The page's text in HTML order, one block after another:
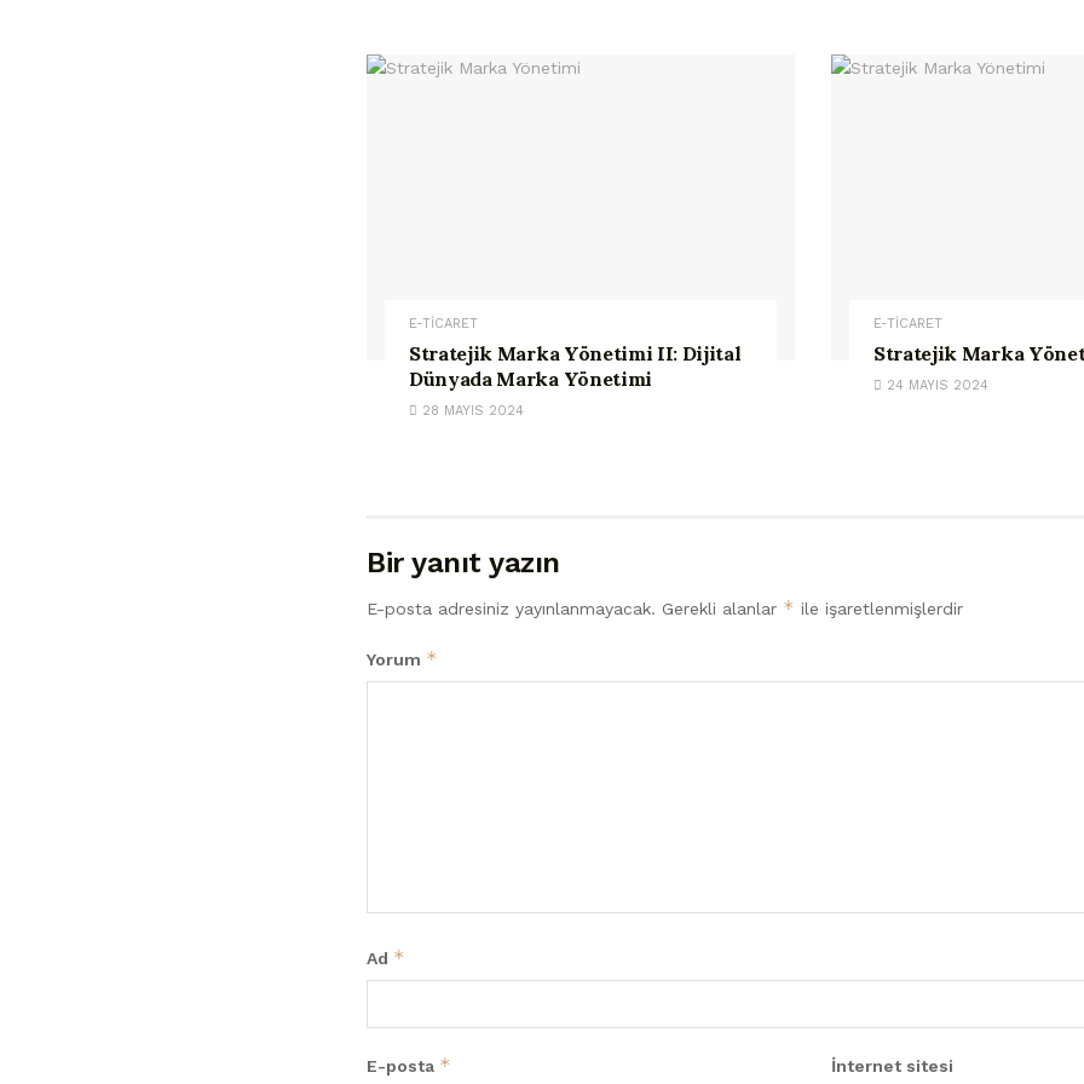
E-TİCARET
Stratejik Marka Yönetimi II: Dijital
Dünyada Marka Yönetimi
28 MAYIS 2024
E-TİCARET
Stratejik Marka
24 MAYIS 2024
Bir yanıt yazın
E-posta adresiniz yayınlanmayacak. Gerekli alanlar * ile işaretlenmişlerdir
Yorum *
Ad *
E-posta * İnternet sitesi